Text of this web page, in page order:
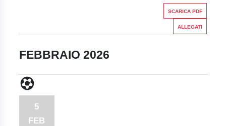
SCARICA PDF
ALLEGATI
FEBBRAIO 2026
5
FEB